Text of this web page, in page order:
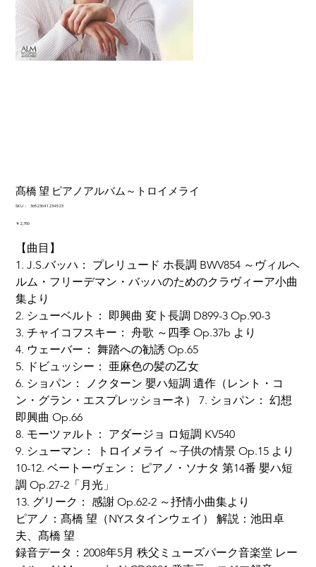
髙橋 望 ピアノアルバム～トロイメライ
SKU：
SKU：
36523641234523
価
￥2,750
【曲目】
1. J.S.バッハ： プレリュード ホ長調 BWV854 ～ヴィルヘ
ルム・フリーデマン・バッハのためのクラヴィーア小曲
集より
2. シューベルト： 即興曲 変ト長調 D899-3 Op.90-3
3. チャイコフスキー： 舟歌 ～四季 Op.37b より
4. ウェーバー： 舞踏への勧誘 Op.65
5. ドビュッシー： 亜麻色の髪の乙女
6. ショパン： ノクターン 嬰ハ短調 遺作（レント・コ
ン・グラン・エスプレッショーネ） 7. ショパン： 幻想
即興曲 Op.66
8. モーツァルト： アダージョ ロ短調 KV540
9. シューマン： トロイメライ ～子供の情景 Op.15 より
10-12. ベートーヴェン： ピアノ・ソナタ 第14番 嬰ハ短
調 Op.27-2「月光」
13. グリーク： 感謝 Op.62-2 ～抒情小曲集より
ピアノ：髙橋 望（NYスタインウェイ） 解説：池田卓
夫、髙橋 望
録音データ：2008年5月 秩父ミューズパーク音楽堂 レー